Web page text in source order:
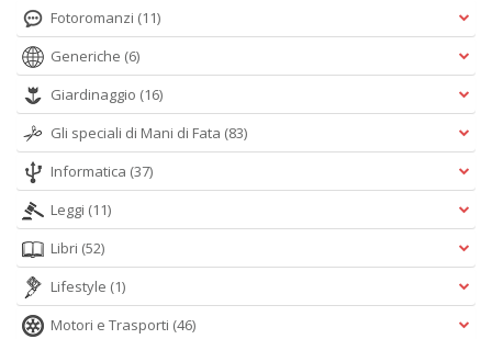
Fotoromanzi (11)
Generiche (6)
Giardinaggio (16)
Gli speciali di Mani di Fata (83)
Informatica (37)
Leggi (11)
Libri (52)
Lifestyle (1)
Motori e Trasporti (46)